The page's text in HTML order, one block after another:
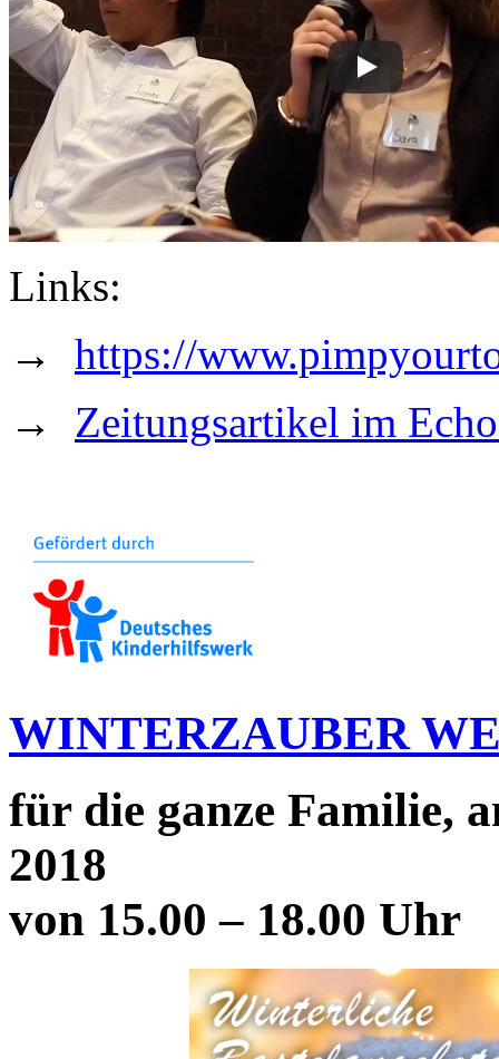
Links:
→ https://
→ Zeitungsartikel im
WINTERZAUBER
für die ganze Familie,
2018
von 15.00 – 18.00 Uhr